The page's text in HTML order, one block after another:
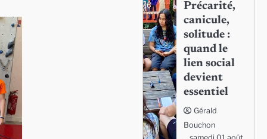
Précarité,
canicule,
solitude :
quand le
lien social
devient
essentiel
Gérald
Bouchon